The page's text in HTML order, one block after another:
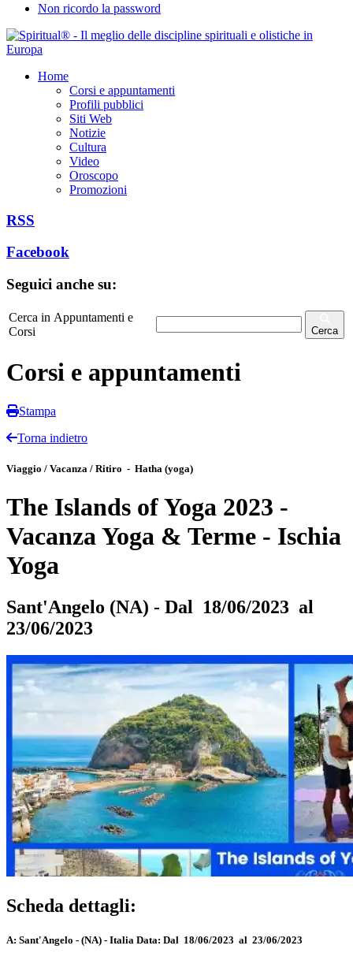
Non ricordo la password
Home
Corsi e appuntamenti
Profili pubblici
Siti Web
Notizie
Cultura
Video
Oroscopo
Promozioni
RSS
Facebook
Seguici anche su:
Cerca in Appuntamenti e
Corsi
Cerca
Corsi e appuntamenti
Stampa
Torna indietro
Viaggio / Vacanza / Ritiro - Hatha (yoga)
The Islands of Yoga 2023 -
Vacanza Yoga & Terme - Ischia
Yoga
Sant'Angelo (NA) - Dal 18/06/2023 al
23/06/2023
Scheda dettagli:
A: Sant'Angelo - (NA) - Italia Data: Dal 18/06/2023 al 23/06/2023